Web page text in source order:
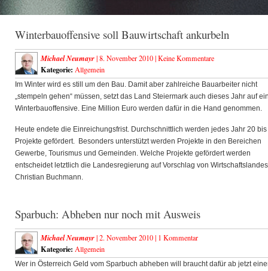
Winterbauoffensive soll Bauwirtschaft ankurbeln
Michael Neumayr| 8. November 2010 |Keine Kommentare
Kategorie: Allgemein
Im Winter wird es still um den Bau. Damit aber zahlreiche Bauarbeiter nicht
„stempeln gehen“ müssen, setzt das Land Steiermark auch dieses Jahr auf
Winterbauoffensive. Eine Million Euro werden dafür in die Hand genommen.
Heute endete die Einreichungsfrist. Durchschnittlich werden jedes Jahr 20
Projekte gefördert. Besonders unterstützt werden Projekte in den Bereichen
Gewerbe, Tourismus und Gemeinden. Welche Projekte gefördert werden
entscheidet letztlich die Landesregierung auf Vorschlag von
Christian Buchmann.
Sparbuch: Abheben nur noch mit Ausweis
Michael Neumayr| 2. November 2010 | 1 Kommentar
Kategorie: Allgemein
Wer in Österreich Geld vom Sparbuch abheben will braucht dafür ab jetzt